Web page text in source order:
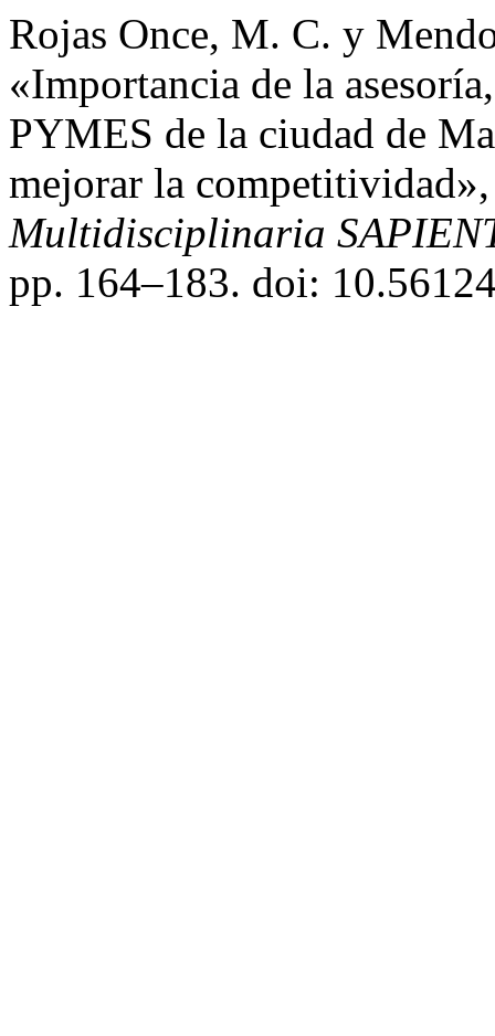
Rojas Once, M. C. y
«Importancia de la
PYMES de la ciudad de
mejorar la
Multidisciplinaria
pp. 164–183. doi: